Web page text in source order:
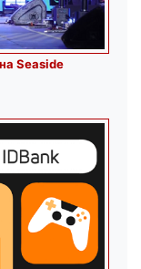
Seaside